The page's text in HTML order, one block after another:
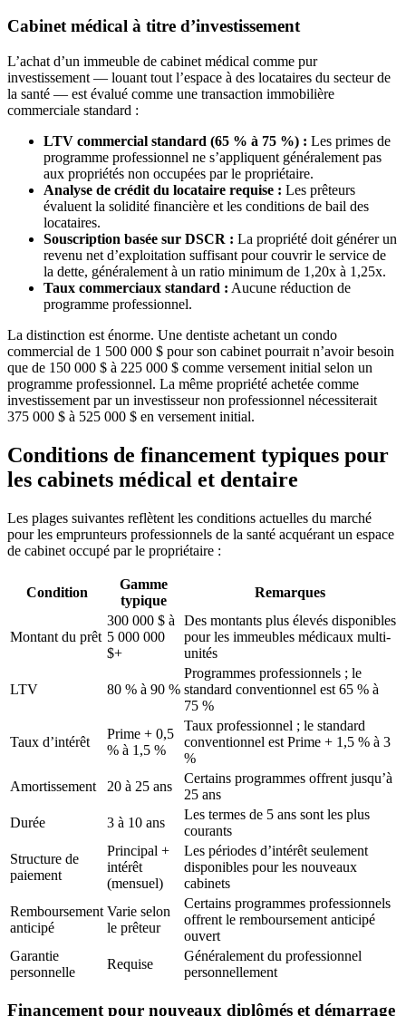
Cabinet médical à titre d’investissement
L’achat d’un immeuble de cabinet médical comme pur
investissement — louant tout l’espace à des locataires du secteur de
la santé — est évalué comme une transaction immobilière
commerciale standard :
LTV commercial standard (65 % à 75 %) : Les primes de
programme professionnel ne s’appliquent généralement pas
aux propriétés non occupées par le propriétaire.
Analyse de crédit du locataire requise : Les prêteurs
évaluent la solidité financière et les conditions de bail des
locataires.
Souscription basée sur DSCR : La propriété doit générer un
revenu net d’exploitation suffisant pour couvrir le service de
la dette, généralement à un ratio minimum de 1,20x à 1,25x.
Taux commerciaux standard : Aucune réduction de
programme professionnel.
La distinction est énorme. Une dentiste achetant un condo
commercial de 1 500 000 $ pour son cabinet pourrait n’avoir besoin
que de 150 000 $ à 225 000 $ comme versement initial selon un
programme professionnel. La même propriété achetée comme
investissement par un investisseur non professionnel nécessiterait
375 000 $ à 525 000 $ en versement initial.
Conditions de financement typiques pour
les cabinets médical et dentaire
Les plages suivantes reflètent les conditions actuelles du marché
pour les emprunteurs professionnels de la santé acquérant un espace
de cabinet occupé par le propriétaire :
Condition
Gamme
typique
Remarques
Montant du prêt
300 000 $ à
5 000 000
$+
Des montants plus élevés disponibles
pour les immeubles médicaux multi-
unités
LTV 80 % à 90 %
Programmes professionnels ; le
standard conventionnel est 65 % à
75 %
Taux d’intérêt
Prime + 0,5
% à 1,5 %
Taux professionnel ; le standard
conventionnel est Prime + 1,5 % à 3
%
Amortissement
20 à 25 ans
Certains programmes offrent jusqu’à
25 ans
Durée
3 à 10 ans
Les termes de 5 ans sont les plus
courants
Structure de
paiement
Principal +
intérêt
(mensuel)
Les périodes d’intérêt seulement
disponibles pour les nouveaux
cabinets
Remboursement
anticipé
Varie selon
le prêteur
Certains programmes professionnels
offrent le remboursement anticipé
ouvert
Garantie
personnelle
Requise
Généralement du professionnel
personnellement
Financement pour nouveaux diplômés et démarrage